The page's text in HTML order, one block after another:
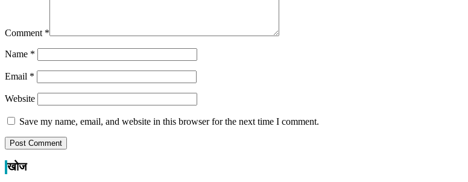
Comment *
Name *
Email *
Website
Save my name, email, and website in this browser for the next time I comment.
खोज